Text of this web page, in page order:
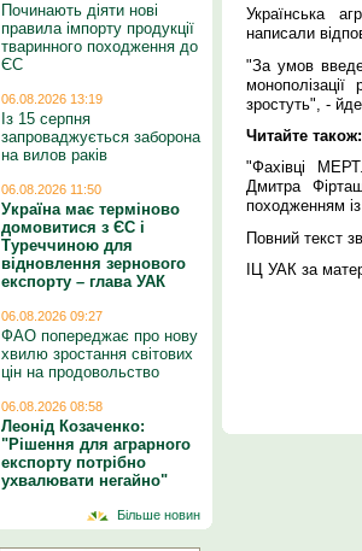
Українська
написали
"За умов
зростуть", -
Читайте також:
"Фахівці
Дмитра
походженням
Повний текст
ІЦ УАК за
Починають діяти нові
правила імпорту продукції
тваринного походження до
ЄС
06.08.2026 13:19
Із 15 серпня
запроваджується заборона
на вилов раків
06.08.2026 11:50
Україна має терміново
домовитися з ЄС і
Туреччиною для
відновлення зернового
експорту – глава УАК
06.08.2026 09:27
ФАО попереджає про нову
хвилю зростання світових
цін на продовольство
06.08.2026 08:58
Леонід Козаченко:
"Рішення для аграрного
експорту потрібно
ухвалювати негайно"
Більше новин